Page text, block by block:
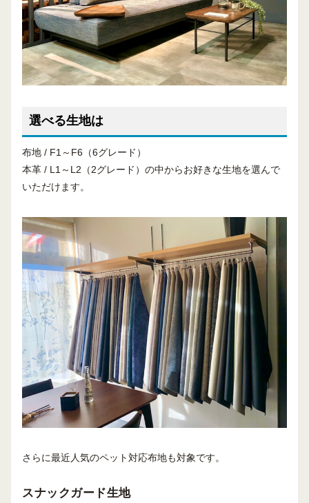
選べる生地は
布地 / F1～F6（6グレード）
本革 / L1～L2（2グレード）の中からお好きな生地を選んで
いただけます。
さらに最近人気のペット対応布地も対象です。
スナックガード生地